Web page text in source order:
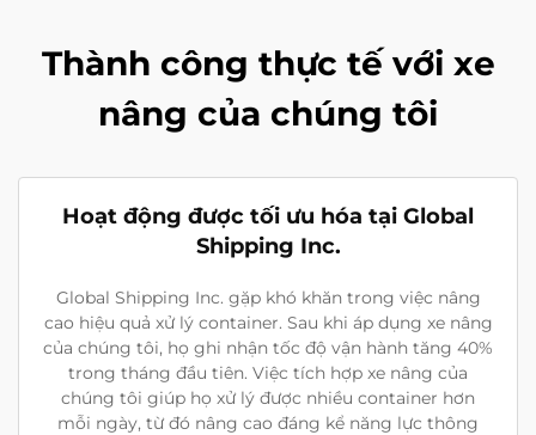
Thành công thực tế với xe
nâng của chúng tôi
Hoạt động được tối ưu hóa tại Global
Shipping Inc.
Global Shipping Inc. gặp khó khăn trong việc nâng
cao hiệu quả xử lý container. Sau khi áp dụng xe nâng
của chúng tôi, họ ghi nhận tốc độ vận hành tăng 40%
trong tháng đầu tiên. Việc tích hợp xe nâng của
chúng tôi giúp họ xử lý được nhiều container hơn
mỗi ngày, từ đó nâng cao đáng kể năng lực thông